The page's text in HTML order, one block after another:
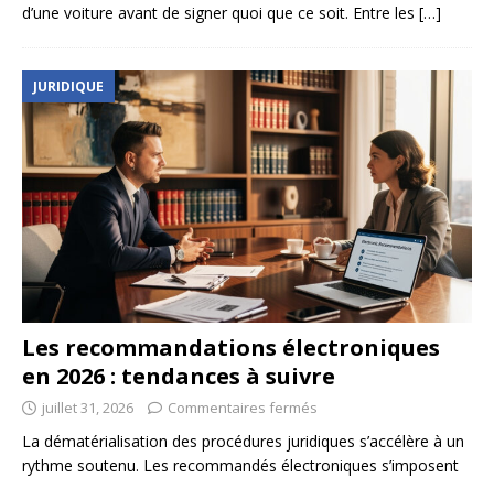
d’une voiture avant de signer quoi que ce soit. Entre les […]
JURIDIQUE
Les recommandations électroniques
en 2026 : tendances à suivre
juillet 31, 2026 Commentaires fermés
La dématérialisation des procédures juridiques s’accélère à un
rythme soutenu. Les recommandés électroniques s’imposent